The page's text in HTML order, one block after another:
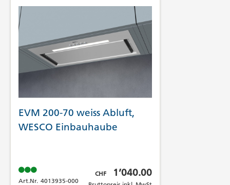
EVM 200-70 weiss Abluft,
WESCO Einbauhaube
Bruttopreis inkl. MwSt
CHF 1’040.00
Art.Nr. 4013935-000